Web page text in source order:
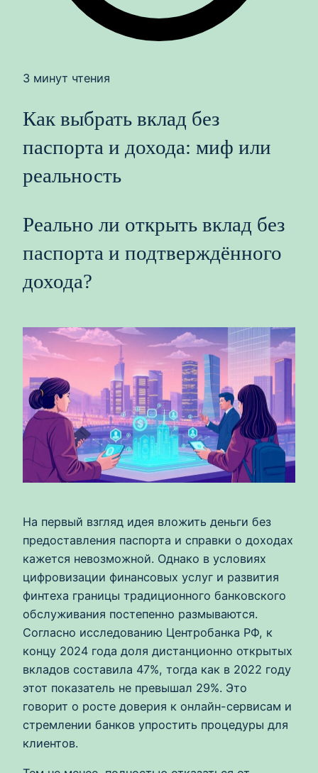
3 минут чтения
Как выбрать вклад без
паспорта и дохода: миф или
реальность
Реально ли открыть вклад без
паспорта и подтверждённого
дохода?
На первый взгляд идея вложить деньги без
предоставления паспорта и справки о доходах
кажется невозможной. Однако в условиях
цифровизации финансовых услуг и развития
финтеха границы традиционного банковского
обслуживания постепенно размываются.
Согласно исследованию Центробанка РФ, к
концу 2024 года доля дистанционно открытых
вкладов составила 47%, тогда как в 2022 году
этот показатель не превышал 29%. Это
говорит о росте доверия к онлайн-сервисам и
стремлении банков упростить процедуры для
клиентов.